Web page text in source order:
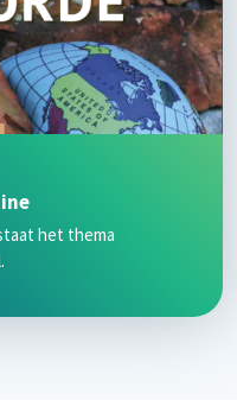
het thema